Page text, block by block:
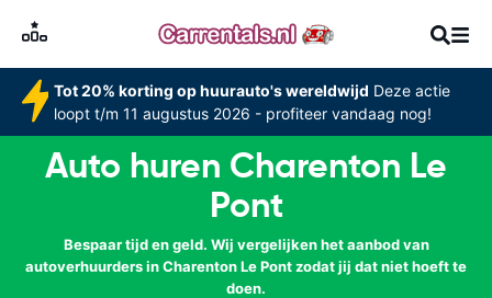
Tot 20% korting op huurauto's wereldwijd Deze actie
loopt t/m 11 augustus 2026 - profiteer vandaag nog!
Auto huren Charenton Le
Pont
Bespaar tijd en geld. Wij vergelijken het aanbod van
autoverhuurders in Charenton Le Pont zodat jij dat niet hoeft te
doen.